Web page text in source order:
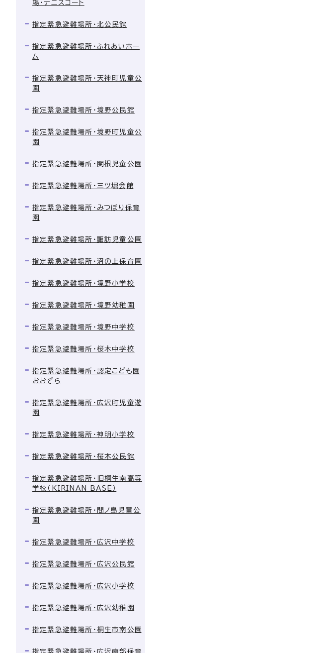
場・テニスコート
指定緊急避難場所・北公民館
指定緊急避難場所・ふれあいホー
ム
指定緊急避難場所・天神町児童公
園
指定緊急避難場所・境野公民館
指定緊急避難場所・境野町児童公
園
指定緊急避難場所・関根児童公園
指定緊急避難場所・三ツ堀会館
指定緊急避難場所・みつぼり保育
園
指定緊急避難場所・諏訪児童公園
指定緊急避難場所・沼の上保育園
指定緊急避難場所・境野小学校
指定緊急避難場所・境野幼稚園
指定緊急避難場所・境野中学校
指定緊急避難場所・桜木中学校
指定緊急避難場所・認定こども園
おおぞら
指定緊急避難場所・広沢町児童遊
園
指定緊急避難場所・神明小学校
指定緊急避難場所・桜木公民館
指定緊急避難場所・旧桐生南高等
学校（KIRINAN BASE）
指定緊急避難場所・間ノ島児童公
園
指定緊急避難場所・広沢中学校
指定緊急避難場所・広沢公民館
指定緊急避難場所・広沢小学校
指定緊急避難場所・広沢幼稚園
指定緊急避難場所・桐生市南公園
指定緊急避難場所・広沢南部保育